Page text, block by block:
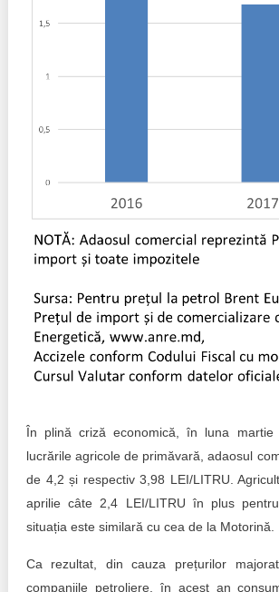
În plină criză economică, în luna
lucrările agricole de primăvară, adaosul
de 4,2 și respectiv 3,98 LEI/LITRU.
aprilie câte 2,4 LEI/LITRU în plus
situația este similară cu cea de la Motorină.
Ca rezultat, din cauza prețurilor
companiile petroliere, în acest an